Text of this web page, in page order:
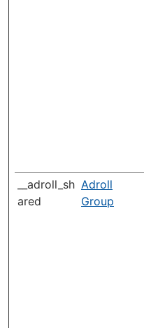
__adroll_sh
ared
Adroll
Group